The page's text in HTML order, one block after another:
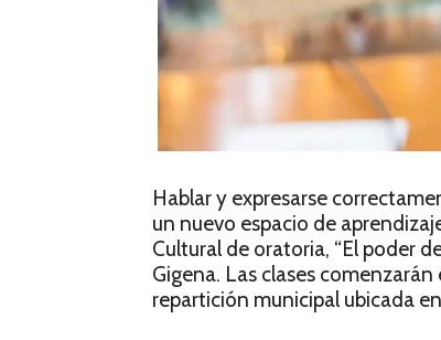
Hablar y expresarse
un nuevo espacio de
Cultural de oratoria, “El poder
Gigena. Las clases
repartición municipal ubicada